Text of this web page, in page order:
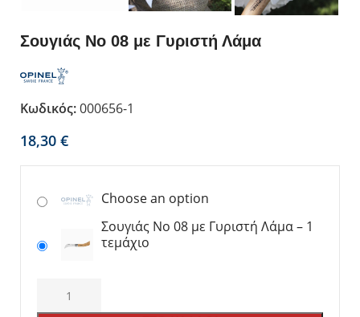
Σουγιάς No 08 με Γυριστή Λάμα
Κωδικός:000656-1
€
Choose an option
Σουγιάς No 08 με Γυριστή Λάμα – 1
τεμάχιο